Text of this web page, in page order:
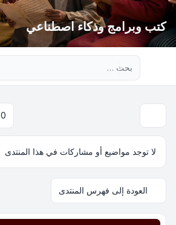
كتب وبرامج وذكاء اصطناعي
0 موضوع • صفحة
لا توجد مواضيع أو مشاركات في هذا المنتدى
العودة إلى فهرس المنتدى